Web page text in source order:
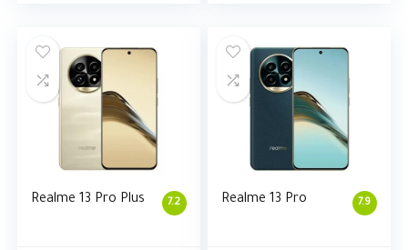
7.2
Realme 13 Pro Plus 7.9
Realme 13 Pro